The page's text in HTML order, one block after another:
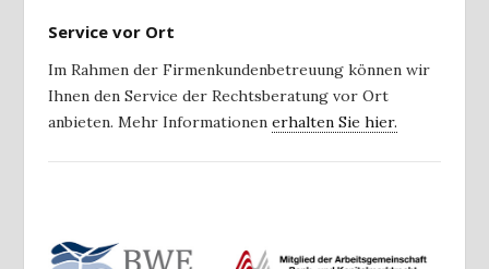
Service vor Ort
Im Rahmen der Firmenkundenbetreuung können wir
Ihnen den Service der Rechtsberatung vor Ort
anbieten. Mehr Informationen erhalten Sie hier.